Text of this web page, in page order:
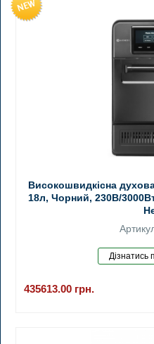
Високошвидкісна
18л, Чорний, 230В/
435613.00 грн.